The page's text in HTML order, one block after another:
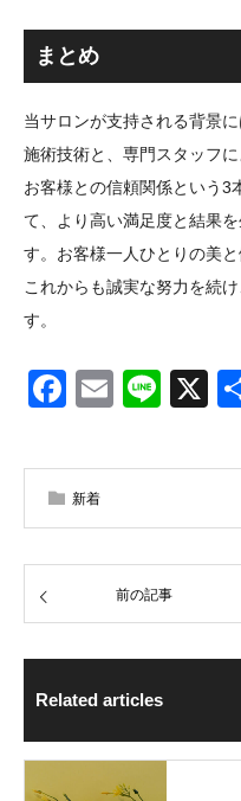
まとめ
当サロンが支持される背景
施術技術と、専門スタッフ
お客様との信頼関係という3
て、より高い満足度と結果
す。お客様一人ひとりの美
これからも誠実な努力を続
す。
Facebook
EmailLine
X
新着
前の記事
Related articles